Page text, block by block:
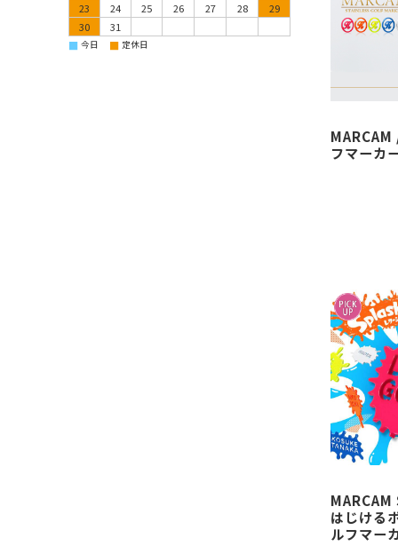
フマーカ
はじける
ルフマー
23
24 25 26 27 28
29
30
31
■ 今日 ■ 定休日